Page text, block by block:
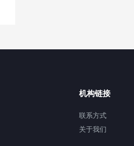
机构链接
联系方式
关于我们